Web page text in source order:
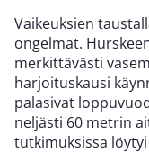
Vaikeuksien
ongelmat.
merkittävästi
harjoituskausi
palasivat
neljästi 60 metrin
tutkimuksissa